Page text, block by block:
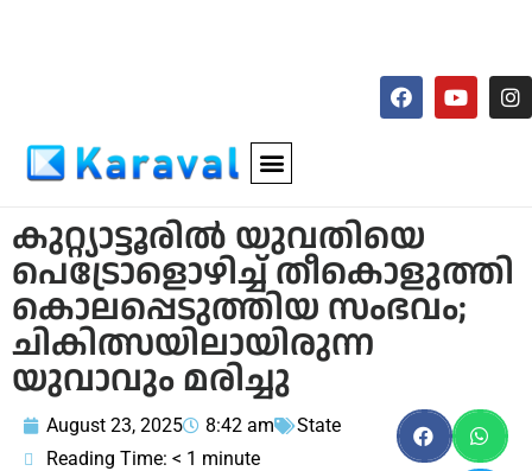
കുറ്റ്യാട്ടൂരിൽ യുവതിയെ
പെട്രോളൊഴിച്ച് തീകൊളുത്തി
കൊലപ്പെടുത്തിയ സംഭവം;
ചികിത്സയിലായിരുന്ന
യുവാവും മരിച്ചു
August 23, 2025 8:42 am
State
Reading Time: < 1 minute